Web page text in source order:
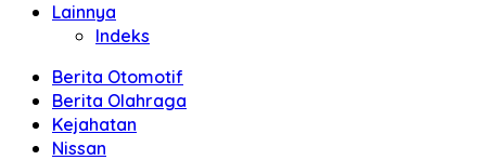
Lainnya
Indeks
Berita Otomotif
Berita Olahraga
Kejahatan
Nissan